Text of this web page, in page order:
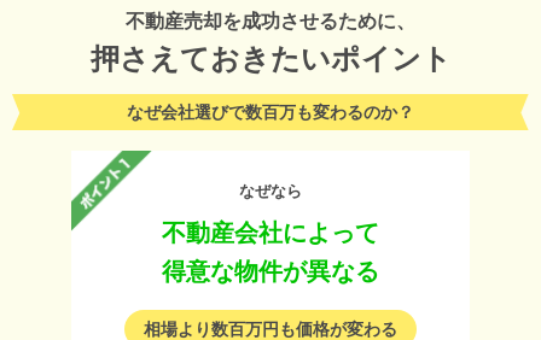
不動産売却を成功させるために、
押さえておきたいポイント
なぜ会社選びで数百万も変わるのか？
なぜなら
不動産会社によって
得意な物件が異なる
相場より数百万円も価格が変わる